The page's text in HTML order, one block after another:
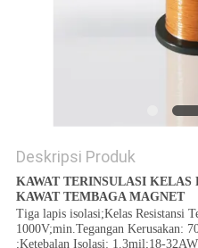
Deskripsi Produk
KAWAT TERINSULASI KELAS
KAWAT TEMBAGA MAGNET
Tiga lapis isolasi;Kelas Resistansi
1000V;min.Tegangan Kerusakan:
;Ketebalan Isolasi: 1.3mil;18-